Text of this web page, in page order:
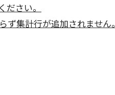
さい。
集計行が追加されません。